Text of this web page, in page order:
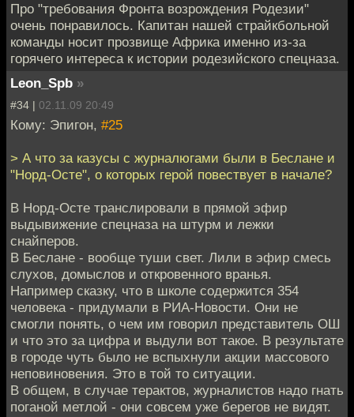
Про "требования Фронта возрождения Родезии"
очень понравилось. Капитан нашей страйкбольной
команды носит прозвище Африка именно из-за
горячего интереса к истории родезийского спецназа.
Leon_Spb »
#34 | 02.11.09 20:49
Кому: Эпигон, #25
> А что за казусы с журналюгами были в Беслане и
"Норд-Осте", о которых герой повествует в начале?
В Норд-Осте транслировали в прямой эфир
выдывижение спецназа на штурм и лежки
снайперов.
В Беслане - вообще туши свет. Лили в эфир смесь
слухов, домыслов и откровенного вранья.
Например сказку, что в школе содержится 354
человека - придумали в РИА-Новости. Они не
смогли понять, о чем им говорил представитель ОШ
и что это за цифра и выдули вот такое. В результате
в городе чуть было не вспыхнули акции массового
неповиновения. Это в той то ситуации.
В общем, в случае терактов, журналистов надо гнать
поганой метлой - они совсем уже берегов не видят.